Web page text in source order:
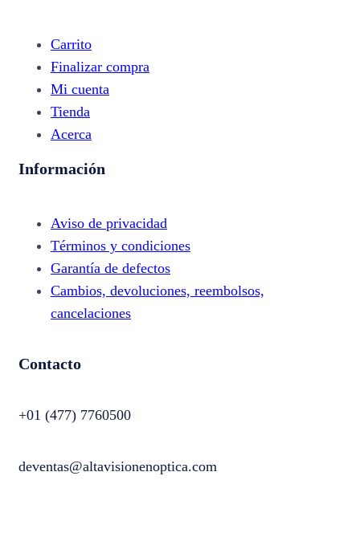
Carrito
Finalizar compra
Mi cuenta
Tienda
Acerca
Información
Aviso de privacidad
Términos y condiciones
Garantía de defectos
Cambios, devoluciones, reembolsos,
cancelaciones
Contacto
+01 (477) 7760500
deventas@altavisionenoptica.com